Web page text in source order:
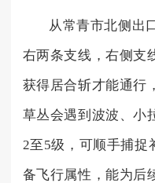
从常青市北侧出
右两条支线，右侧支
获得居合斩才能通行
草丛会遇到波波、小
2至5级，可顺手捕捉
备飞行属性，能为后